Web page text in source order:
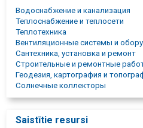
Установка земляных тепловых
обслуживание, Установка
канализации, Копание,
для кабелей, для газа, для
канализации, Установка
Обрудование канализационных
оборудований, строим
переделываем старые
собирательные колодцы
работы, внутренняя реновация,
Водоснабжение и канализация
Теплоснабжение и теплосети
Теплотехника
Вентиляционные системы и
Сантехника, установка и ремонт
Строительные и ремонтные
Геодезия, картография и
Солнечные коллекторы
Saistītie resursi